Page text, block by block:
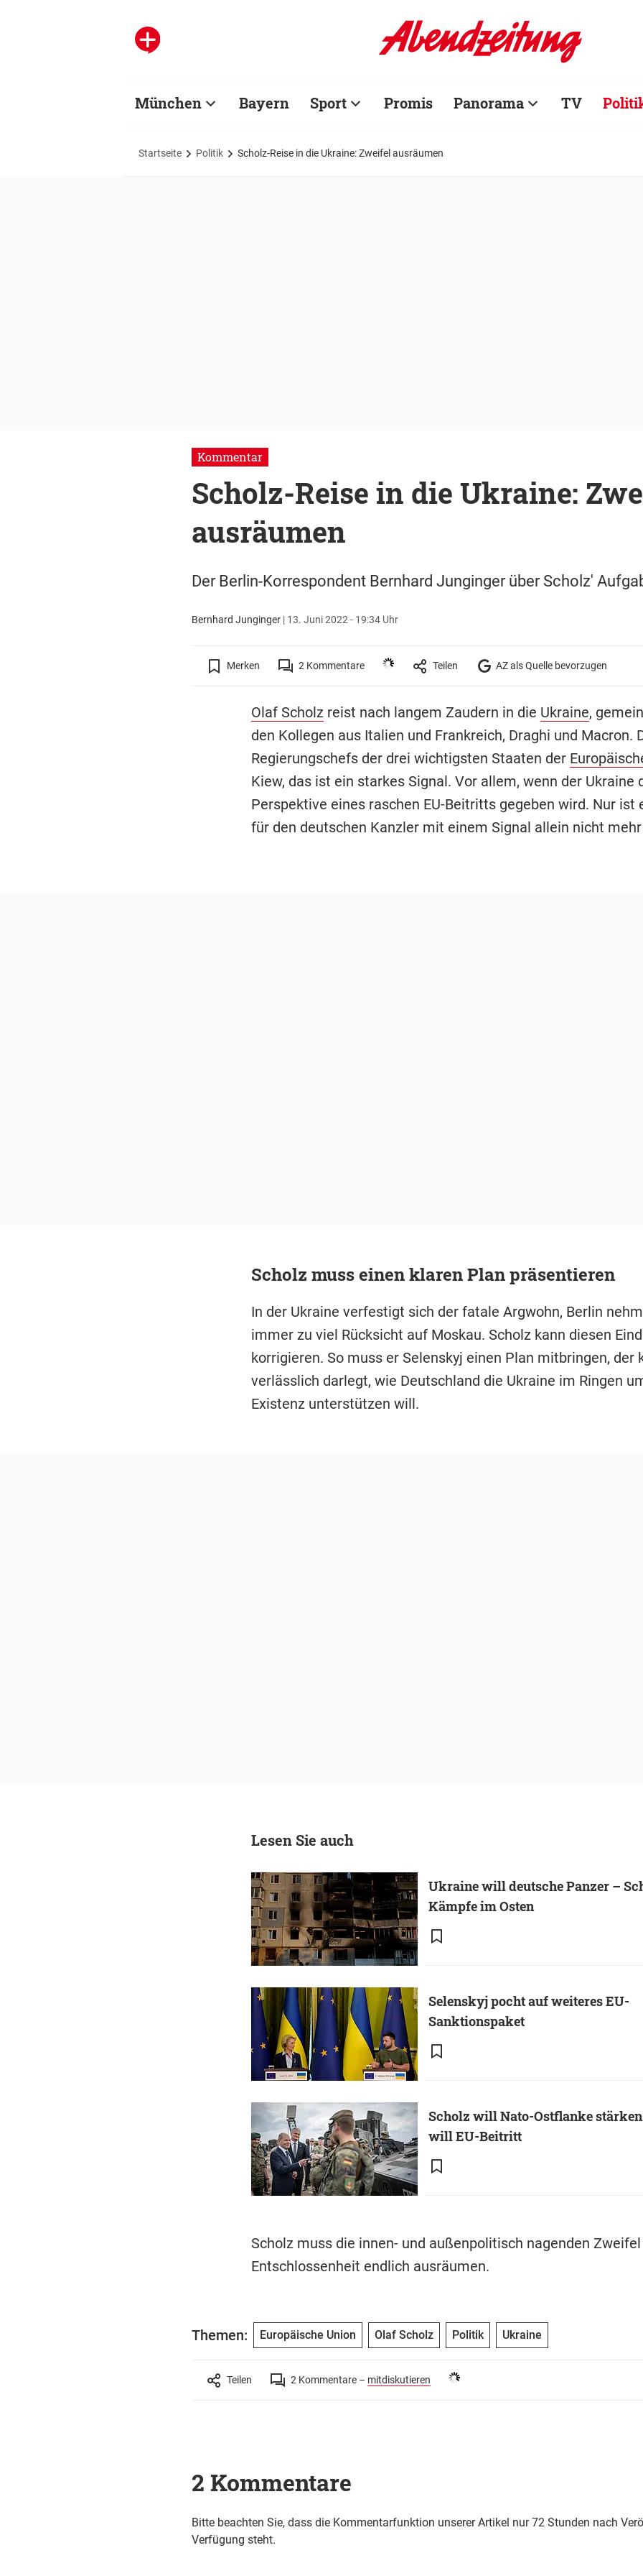
München Bayern Sport Promis Panorama TV
Startseite Politik Scholz-Reise in die Ukraine: Zweifel ausräumen
Kommentar
Scholz-Reise in die Ukraine:
ausräumen
Der Berlin-Korrespondent Bernhard Junginger über Scholz'
Bernhard Junginger| 13. Juni 2022 - 19:34 Uhr
Merken 2 Kommentare Teilen AZ als Quelle bevorzugen
Olaf Scholzreist nach langem Zaudern in die Ukraine,
den Kollegen aus Italien und Frankreich, Draghi und Macron.
Regierungschefs der drei wichtigsten Staaten der
Kiew, das ist ein starkes Signal. Vor allem, wenn der Ukraine
Perspektive eines raschen EU-Beitritts gegeben wird. Nur ist
für den deutschen Kanzler mit einem Signal allein nicht
Scholz muss einen klaren Plan präsentieren
In der Ukraine verfestigt sich der fatale Argwohn, Berlin
immer zu viel Rücksicht auf Moskau. Scholz kann diesen
korrigieren. So muss er Selenskyj einen Plan mitbringen, der
verlässlich darlegt, wie Deutschland die Ukraine im Ringen
Existenz unterstützen will.
Lesen Sie auch
Ukraine will deutsche Panzer –
Kämpfe im Osten
Selenskyj pocht auf weiteres EU-
Sanktionspaket
Scholz will Nato-Ostflanke
will EU-Beitritt
Scholz muss die innen- und außenpolitisch nagenden
Entschlossenheit endlich ausräumen.
Themen: Europäische Union Olaf Scholz Politik Ukraine
Teilen 2 Kommentare – mitdiskutieren
2 Kommentare
Bitte beachten Sie, dass die Kommentarfunktion unserer Artikel nur 72 Stunden nach
Verfügung steht.